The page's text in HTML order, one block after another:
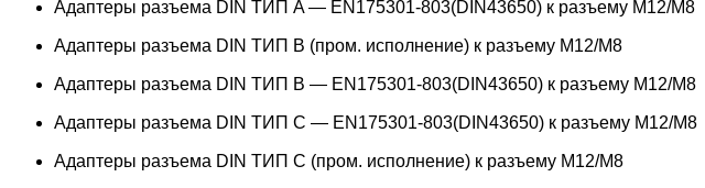
Адаптеры разъема DIN ТИП A — EN175301-803(DIN43650) к разъему M12/M8
Адаптеры разъема DIN ТИП B (пром. исполнение) к разъему M12/M8
Адаптеры разъема DIN ТИП B — EN175301-803(DIN43650) к разъему M12/M8
Адаптеры разъема DIN ТИП C — EN175301-803(DIN43650) к разъему M12/M8
Адаптеры разъема DIN ТИП C (пром. исполнение) к разъему M12/M8